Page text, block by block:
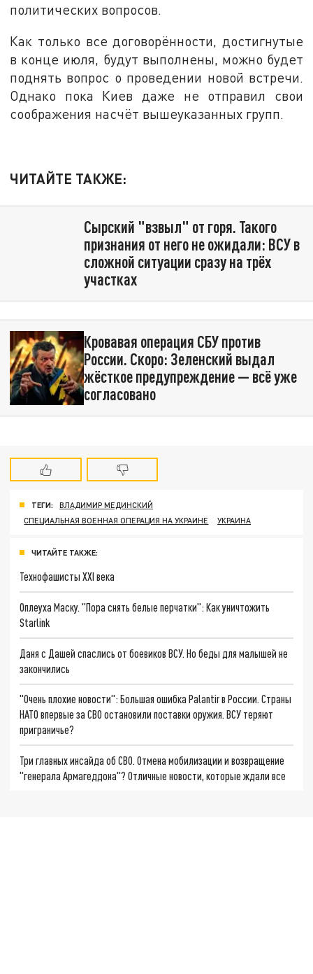
политических вопросов.
Как только все договорённости, достигнутые
в конце июля, будут выполнены, можно будет
поднять вопрос о проведении новой встречи.
Однако пока Киев даже не отправил свои
соображения насчёт вышеуказанных групп.
ЧИТАЙТЕ ТАКЖЕ:
Сырский "взвыл" от горя. Такого
признания от него не ожидали: ВСУ в
сложной ситуации сразу на трёх
участках
Кровавая операция СБУ против
России. Скоро: Зеленский выдал
жёсткое предупреждение — всё уже
согласовано
ТЕГИ:
ВЛАДИМИР МЕДИНСКИЙ
СПЕЦИАЛЬНАЯ ВОЕННАЯ ОПЕРАЦИЯ НА УКРАИНЕ
УКРАИНА
ЧИТАЙТЕ ТАКЖЕ:
Технофашисты XXI века
Оплеуха Маску. "Пора снять белые перчатки": Как уничтожить
Starlink
Даня с Дашей спаслись от боевиков ВСУ. Но беды для малышей не
закончились
"Очень плохие новости": Большая ошибка Palantir в России. Страны
НАТО впервые за СВО остановили поставки оружия. ВСУ теряют
приграничье?
Три главных инсайда об СВО. Отмена мобилизации и возвращение
"генерала Армагеддона"? Отличные новости, которые ждали все